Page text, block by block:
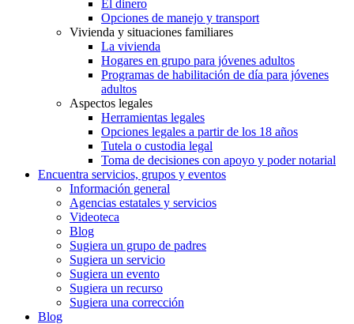
El dinero
Opciones de manejo y transport
Vivienda y situaciones familiares
La vivienda
Hogares en grupo para jóvenes adultos
Programas de habilitación de día para jóvenes
adultos
Aspectos legales
Herramientas legales
Opciones legales a partir de los 18 años
Tutela o custodia legal
Toma de decisiones con apoyo y poder notarial
Encuentra servicios, grupos y eventos
Información general
Agencias estatales y servicios
Videoteca
Blog
Sugiera un grupo de padres
Sugiera un servicio
Sugiera un evento
Sugiera un recurso
Sugiera una corrección
Blog